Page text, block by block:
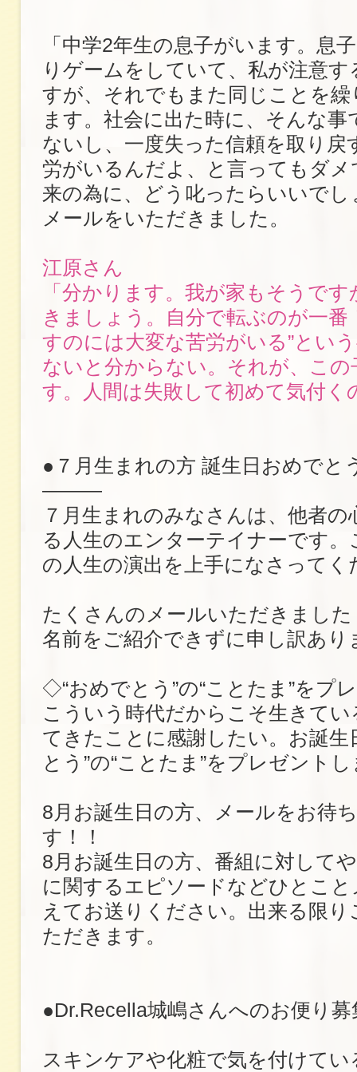
「中学2年生の息子がいます。息
りゲームをしていて、私が注意
すが、それでもまた同じことを
ます。社会に出た時に、そんな
ないし、一度失った信頼を取り戻
労がいるんだよ、と言ってもダメ
来の為に、どう叱ったらいいで
メールをいただきました。
江原さん
「分かります。我が家もそうで
きましょう。自分で転ぶのが一番
すのには大変な苦労がいる”とい
ないと分からない。それが、この
す。人間は失敗して初めて気付く
●７月生まれの方 誕生日おめで
―――
７月生まれのみなさんは、他者の
る人生のエンターテイナーです。
の人生の演出を上手になさってく
たくさんのメールいただきまし
名前をご紹介できずに申し訳あり
◇“おめでとう”の“ことたま”をプ
こういう時代だからこそ生きて
てきたことに感謝したい。お誕生
とう”の“ことたま”をプレゼント
8月お誕生日の方、メールをお待
す！！
8月お誕生日の方、番組に対して
に関するエピソードなどひとこ
えてお送りください。出来る限
ただきます。
●Dr.Recella城嶋さんへのお便り
スキンケアや化粧で気を付けてい